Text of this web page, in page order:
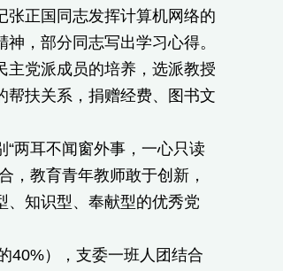
正国同志发挥计算机网络的
，部分同志写出学习心得。
党派成员的培养，选派教授
帮扶关系，捐赠经费、图书文
两耳不闻窗外事，一心只读
，教育青年教师敢于创新，
、知识型、奉献型的优秀党
），支委一班人团结合